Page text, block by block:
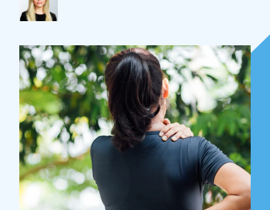
Over Holla
Onze mensen
Expertises
Topics